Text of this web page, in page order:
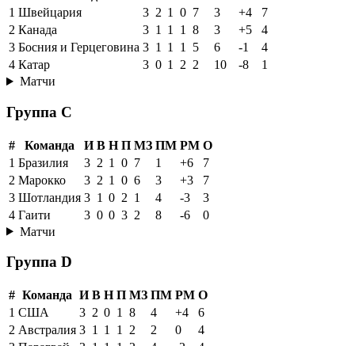
1 Швейцария 3 2 1 0 7 3 +4
7
2 Канада 3 1 1 1 8 3 +5
4
3 Босния и Герцеговина 3 1 1 1 5 6 -1
4
4 Катар 3 0 1 2 2 10 -8
1
Матчи
Группа C
# Команда И В Н П МЗ ПМ РМ О
1 Бразилия 3 2 1 0 7 1 +6
7
2 Марокко 3 2 1 0 6 3 +3
7
3 Шотландия 3 1 0 2 1 4 -3
3
4 Гаити 3 0 0 3 2 8 -6
0
Матчи
Группа D
# Команда И В Н П МЗ ПМ РМ О
1 США 3 2 0 1 8 4 +4
6
2 Австралия 3 1 1 1 2 2 0
4